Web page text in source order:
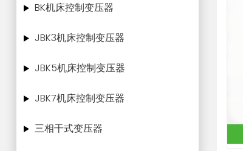
BK机床控制变压器
JBK3机床控制变压器
JBK5机床控制变压器
JBK7机床控制变压器
三相干式变压器